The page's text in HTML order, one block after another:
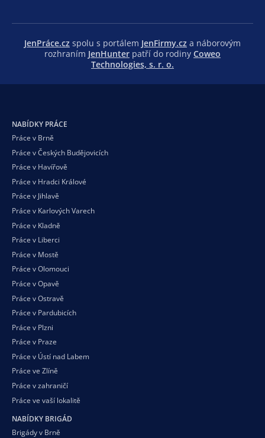
JenPráce.cz spolu s portálem JenFirmy.cz a náborovým
rozhraním JenHunter patří do rodiny Coweo
Technologies, s. r. o.
NABÍDKY PRÁCE
Práce v Brně
Práce v Českých Budějovicích
Práce v Havířově
Práce v Hradci Králové
Práce v Jihlavě
Práce v Karlových Varech
Práce v Kladně
Práce v Liberci
Práce v Mostě
Práce v Olomouci
Práce v Opavě
Práce v Ostravě
Práce v Pardubicích
Práce v Plzni
Práce v Praze
Práce v Ústí nad Labem
Práce ve Zlíně
Práce v zahraničí
Práce ve vaší lokalitě
NABÍDKY BRIGÁD
Brigády v Brně